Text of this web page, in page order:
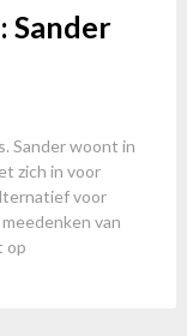
Sander
Sander woont in
zich in voor
voor
van
op